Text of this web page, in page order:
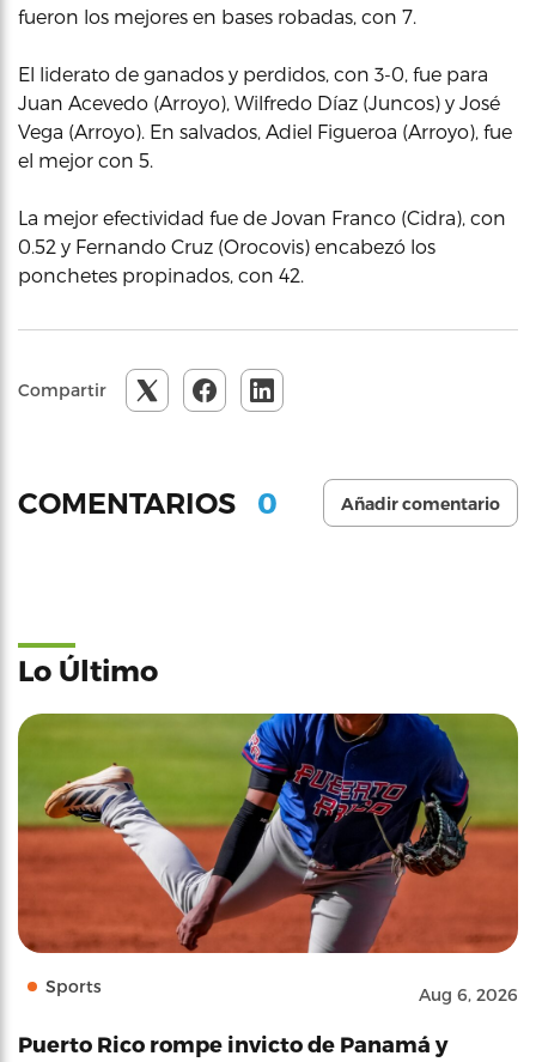
fueron los mejores en bases robadas, con 7.
El liderato de ganados y perdidos, con 3-0, fue para
Juan Acevedo (Arroyo), Wilfredo Díaz (Juncos) y José
Vega (Arroyo). En salvados, Adiel Figueroa (Arroyo), fue
el mejor con 5.
La mejor efectividad fue de Jovan Franco (Cidra), con
0.52 y Fernando Cruz (Orocovis) encabezó los
ponchetes propinados, con 42.
Compartir
COMENTARIOS 0 Añadir comentario
Lo Último
Sports Aug 6, 2026
Puerto Rico rompe invicto de Panamá y